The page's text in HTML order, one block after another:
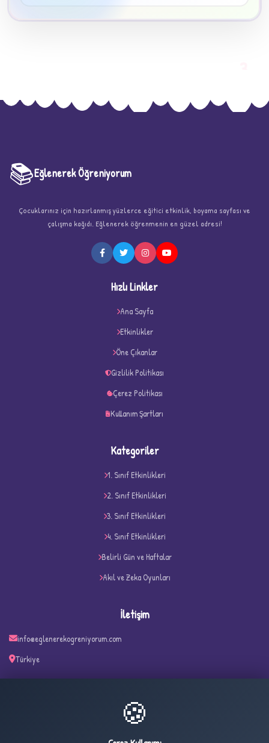
D
📚Eğlenerek Öğreniyorum
Çocuklarınız için hazırlanmış yüzlerce eğitici etkinlik, boyama sayfası ve
çalışma kağıdı. Eğlenerek öğrenmenin en güzel adresi!
Hızlı Linkler
Ana Sayfa
Etkinlikler
Öne Çıkanlar
Gizlilik Politikası
Çerez Politikası
Kullanım Şartları
Kategoriler
1. Sınıf Etkinlikleri
2. Sınıf Etkinlikleri
3. Sınıf Etkinlikleri
4. Sınıf Etkinlikleri
Belirli Gün ve Haftalar
Akıl ve Zeka Oyunları
İletişim
info@eglenerekogreniyorum.com
Türkiye
🍪